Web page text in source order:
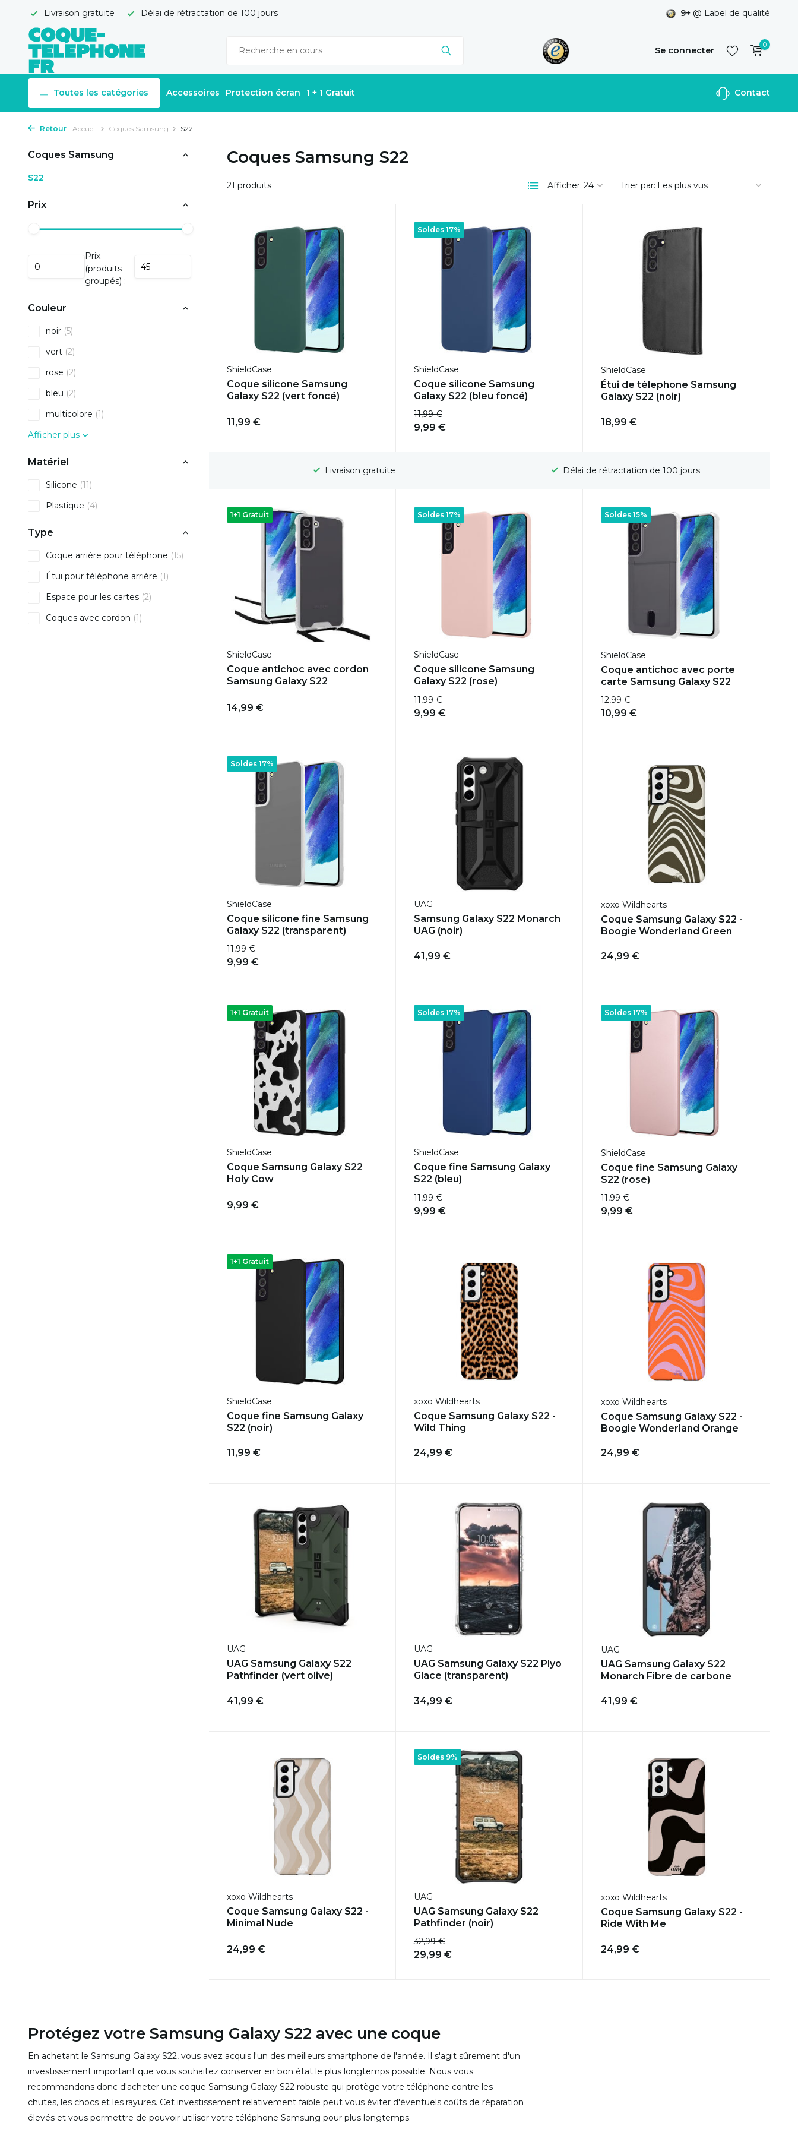
Livraison gratuite Délai de rétractation de 100 jours 9+ @ Label de qualité
Se connecter
S'inscrire
0
Toutes les catégories Accessoires Protection écran 1 + 1 Gratuit Contact
Retour Accueil Coques Samsung S22
Coques Samsung
S22
Prix
Prix
(produits
groupés) :
Couleur
noir (5)
vert (2)
rose (2)
bleu (2)
multicolore (1)
Afficher plus
Matériel
Silicone (11)
Plastique (4)
Type
Coque arrière pour téléphone (15)
Étui pour téléphone arrière (1)
Espace pour les cartes (2)
Coques avec cordon (1)
Coques Samsung S22
21 produits Afficher: Trier par:
ShieldCase
Coque silicone Samsung
Galaxy S22 (vert foncé)
11,99 €
Soldes 17%
ShieldCase
Coque silicone Samsung
Galaxy S22 (bleu foncé)
11,99 €
9,99 €
ShieldCase
Étui de télephone Samsung
Galaxy S22 (noir)
18,99 €
Délai de rétractation de 100 jours Livraison gratuite
1+1 Gratuit
ShieldCase
Coque antichoc avec cordon
Samsung Galaxy S22
14,99 €
Soldes 17%
ShieldCase
Coque silicone Samsung
Galaxy S22 (rose)
11,99 €
9,99 €
Soldes 15%
ShieldCase
Coque antichoc avec porte
carte Samsung Galaxy S22
12,99 €
10,99 €
Soldes 17%
ShieldCase
Coque silicone fine Samsung
Galaxy S22 (transparent)
11,99 €
9,99 €
UAG
Samsung Galaxy S22 Monarch
UAG (noir)
41,99 €
xoxo Wildhearts
Coque Samsung Galaxy S22 -
Boogie Wonderland Green
24,99 €
1+1 Gratuit
ShieldCase
Coque Samsung Galaxy S22
Holy Cow
9,99 €
Soldes 17%
ShieldCase
Coque fine Samsung Galaxy
S22 (bleu)
11,99 €
9,99 €
Soldes 17%
ShieldCase
Coque fine Samsung Galaxy
S22 (rose)
11,99 €
9,99 €
1+1 Gratuit
ShieldCase
Coque fine Samsung Galaxy
S22 (noir)
11,99 €
xoxo Wildhearts
Coque Samsung Galaxy S22 -
Wild Thing
24,99 €
xoxo Wildhearts
Coque Samsung Galaxy S22 -
Boogie Wonderland Orange
24,99 €
UAG
UAG Samsung Galaxy S22
Pathfinder (vert olive)
41,99 €
UAG
UAG Samsung Galaxy S22 Plyo
Glace (transparent)
34,99 €
UAG
UAG Samsung Galaxy S22
Monarch Fibre de carbone
41,99 €
xoxo Wildhearts
Coque Samsung Galaxy S22 -
Minimal Nude
24,99 €
Soldes 9%
UAG
UAG Samsung Galaxy S22
Pathfinder (noir)
32,99 €
29,99 €
xoxo Wildhearts
Coque Samsung Galaxy S22 -
Ride With Me
24,99 €
Protégez votre Samsung Galaxy S22 avec une coque
En achetant le Samsung Galaxy S22, vous avez acquis l'un des meilleurs smartphone de l'année. Il s'agit sûrement d'un
investissement important que vous souhaitez conserver en bon état le plus longtemps possible. Nous vous
recommandons donc d'acheter une coque Samsung Galaxy S22 robuste qui protège votre téléphone contre les
chutes, les chocs et les rayures. Cet investissement relativement faible peut vous éviter d'éventuels coûts de réparation
élevés et vous permettre de pouvoir utiliser votre téléphone Samsung pour plus longtemps.